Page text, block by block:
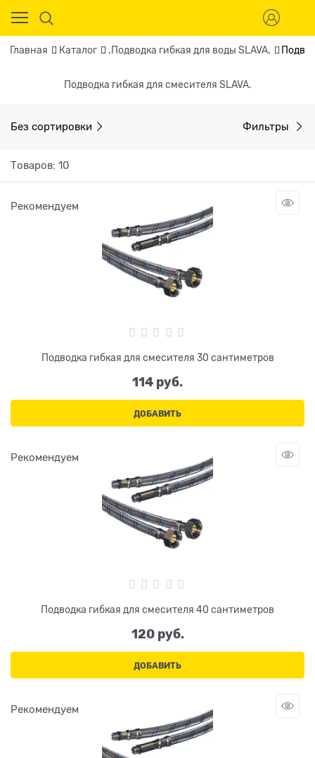
Главная Каталог .Подводка гибкая для воды SLAVA.
Подводка гибкая для смесителя SLAVA.
Без сортировки Фильтры
Товаров: 10
Рекомендуем
Подводка гибкая для смесителя 30 сантиметров
114 руб.
ДОБАВИТЬ
Рекомендуем
Подводка гибкая для смесителя 40 сантиметров
120 руб.
ДОБАВИТЬ
Рекомендуем